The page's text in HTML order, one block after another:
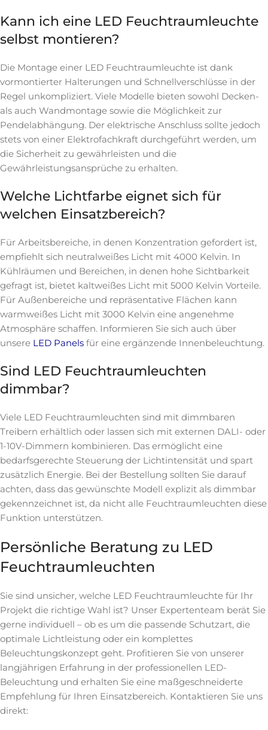
Kann ich eine LED Feuchtraumleuchte
selbst montieren?
Die Montage einer LED Feuchtraumleuchte ist dank
vormontierter Halterungen und Schnellverschlüsse in der
Regel unkompliziert. Viele Modelle bieten sowohl Decken-
als auch Wandmontage sowie die Möglichkeit zur
Pendelabhängung. Der elektrische Anschluss sollte jedoch
stets von einer Elektrofachkraft durchgeführt werden, um
die Sicherheit zu gewährleisten und die
Gewährleistungsansprüche zu erhalten.
Welche Lichtfarbe eignet sich für
welchen Einsatzbereich?
Für Arbeitsbereiche, in denen Konzentration gefordert ist,
empfiehlt sich neutralweißes Licht mit 4000 Kelvin. In
Kühlräumen und Bereichen, in denen hohe Sichtbarkeit
gefragt ist, bietet kaltweißes Licht mit 5000 Kelvin Vorteile.
Für Außenbereiche und repräsentative Flächen kann
warmweißes Licht mit 3000 Kelvin eine angenehme
Atmosphäre schaffen. Informieren Sie sich auch über
unsere LED Panels für eine ergänzende Innenbeleuchtung.
Sind LED Feuchtraumleuchten
dimmbar?
Viele LED Feuchtraumleuchten sind mit dimmbaren
Treibern erhältlich oder lassen sich mit externen DALI- oder
1-10V-Dimmern kombinieren. Das ermöglicht eine
bedarfsgerechte Steuerung der Lichtintensität und spart
zusätzlich Energie. Bei der Bestellung sollten Sie darauf
achten, dass das gewünschte Modell explizit als dimmbar
gekennzeichnet ist, da nicht alle Feuchtraumleuchten diese
Funktion unterstützen.
Persönliche Beratung zu LED
Feuchtraumleuchten
Sie sind unsicher, welche LED Feuchtraumleuchte für Ihr
Projekt die richtige Wahl ist? Unser Expertenteam berät Sie
gerne individuell – ob es um die passende Schutzart, die
optimale Lichtleistung oder ein komplettes
Beleuchtungskonzept geht. Profitieren Sie von unserer
langjährigen Erfahrung in der professionellen LED-
Beleuchtung und erhalten Sie eine maßgeschneiderte
Empfehlung für Ihren Einsatzbereich. Kontaktieren Sie uns
direkt: